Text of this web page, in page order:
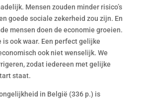
Mensen zouden minder risico’s
goede sociale zekerheid zou zijn. En
mensen doen de economie groeien.
is ook waar. Een perfect gelijke
ook niet wenselijk. We
zodat iedereen met gelijke
staat.
in België (336 p.) is